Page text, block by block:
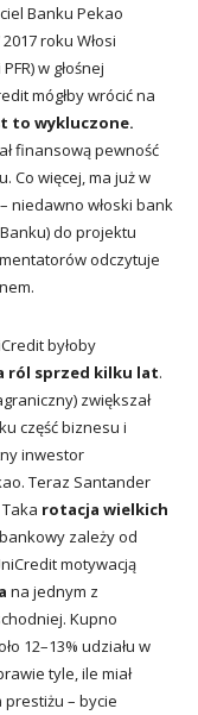
Banku Pekao
roku Włosi
w głośnej
mógłby wrócić na
to wykluczone.
finansową pewność
Co więcej, ma już w
niedawno włoski bank
do projektu
odczytuje
byłoby
ról sprzed kilku lat.
zwiększał
część biznesu i
inwestor
Teraz Santander
rotacja wielkich
zależy od
motywacją
na jednym z
Kupno
12–13% udziału w
tyle, ile miał
– bycie